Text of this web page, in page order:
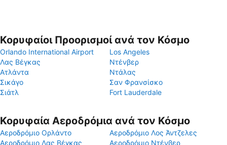
Κορυφαίοι Προορισμοί ανά τον Κόσμο
Orlando International Airport
Los Angeles
Λας Βέγκας
Ντένβερ
Ατλάντα
Ντάλας
Σικάγο
Σαν Φρανσίσκο
Σιάτλ
Fort Lauderdale
Κορυφαία Αεροδρόμια ανά τον Κόσμο
Αεροδρόμιο Ορλάντο
Αεροδρόμιο Λος Άντζελες
Αεροδρόμιο Λας Βέγκας
Αεροδρόμιο Ντένβερ